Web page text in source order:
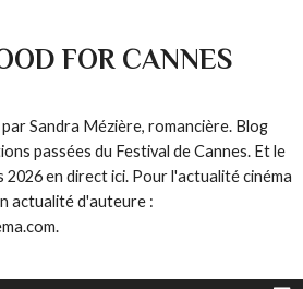
FOR CANNES
Sandra Mézière, romancière. Blog
passées du Festival de Cannes. Et le
2026 en direct ici. Pour l'actualité cinéma
actualité d'auteure :